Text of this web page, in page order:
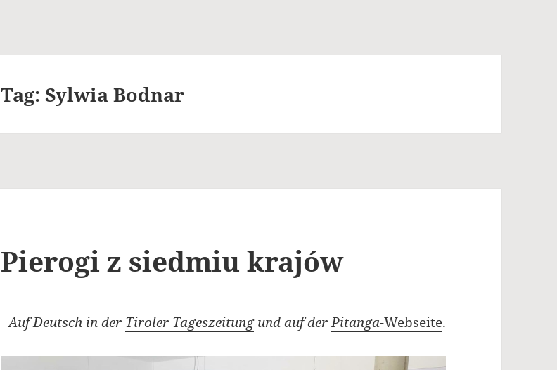
Tag:Sylwia Bodnar
Pierogi z siedmiu krajów
Auf Deutsch in der Tiroler Tageszeitungund auf derPitanga-Webseite.